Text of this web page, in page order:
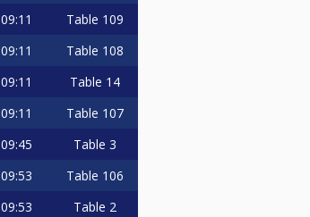
09:11 Table 109
09:11 Table 108
09:11 Table 14
09:11 Table 107
09:45 Table 3
09:53 Table 106
09:53 Table 2